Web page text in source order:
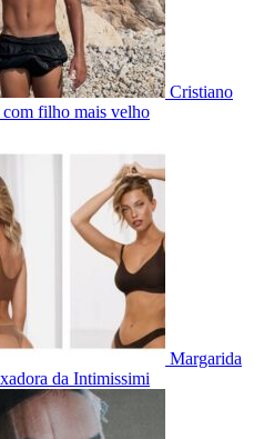
Cristiano
com filho mais velho
Margarida
da Intimissimi